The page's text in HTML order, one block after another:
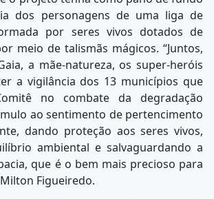
dos personagens de uma liga de
por seres vivos dotados de
meio de talismãs mágicos. “Juntos,
a mãe-natureza, os super-heróis
a vigilância dos 13 municípios que
no combate da degradação
ao sentimento de pertencimento
dando proteção aos seres vivos,
ambiental e salvaguardando a
que é o bem mais precioso para
Figueiredo.